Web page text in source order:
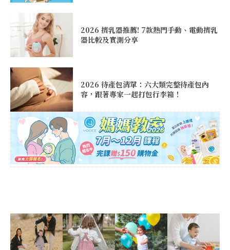
2026 擠乳器推薦! 7款熱門手動、電動擠乳
器比較及實測分享
2026 待產包清單：六大類完整待產包內
容，跟著專家一起打包行李箱！